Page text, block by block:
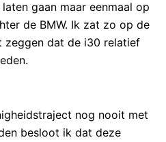
gaan maar eenmaal op
de BMW. Ik zat zo op de
zeggen dat de i30 relatief
nog nooit met
besloot ik dat deze